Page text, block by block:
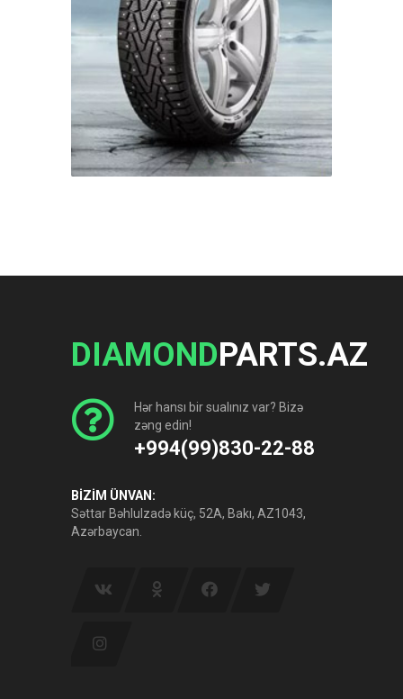
DIAMONDPARTS.AZ
Hər hansı bir sualınız var? Bizə
zəng edin!
+994(99)830-22-88
BİZİM ÜNVAN:
Səttar Bəhlulzadə küç, 52A, Bakı, AZ1043,
Azərbaycan.